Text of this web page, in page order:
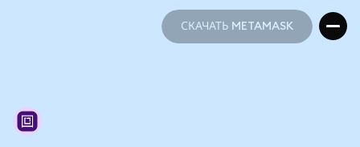
СКАЧАТЬ METAMASK